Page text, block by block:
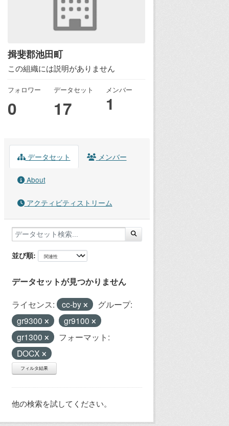
揖斐郡池田町
この組織には説明がありません
フォロワー
0
データセット
17
メンバー
1
データセット メンバー
About
アクティビティストリーム
並び順
データセットが見つかりません
ライセンス: cc-by
グループ:
gr9300
gr9100
gr1300
フォーマット:
DOCX
フィルタ結果
他の検索を試してください。